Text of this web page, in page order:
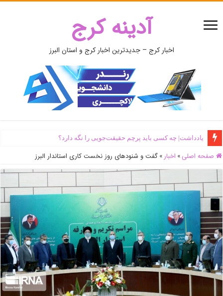
آدینه کرج
اخبار کرج – جدیدترین اخبار کرج و استان البرز
یادداشت| ‌چه کسی باید پرچم حقیقت‌جویی را نگه دارد؟
اَبَر‌ویلای شخص ذی‌نفوذ در حاشیه‌ رود کرج تخریب شد + جزئیات و فیلم
صفحه اصلی » اخبار » گفت و شنودهای روز نخست کاری استاندار البرز